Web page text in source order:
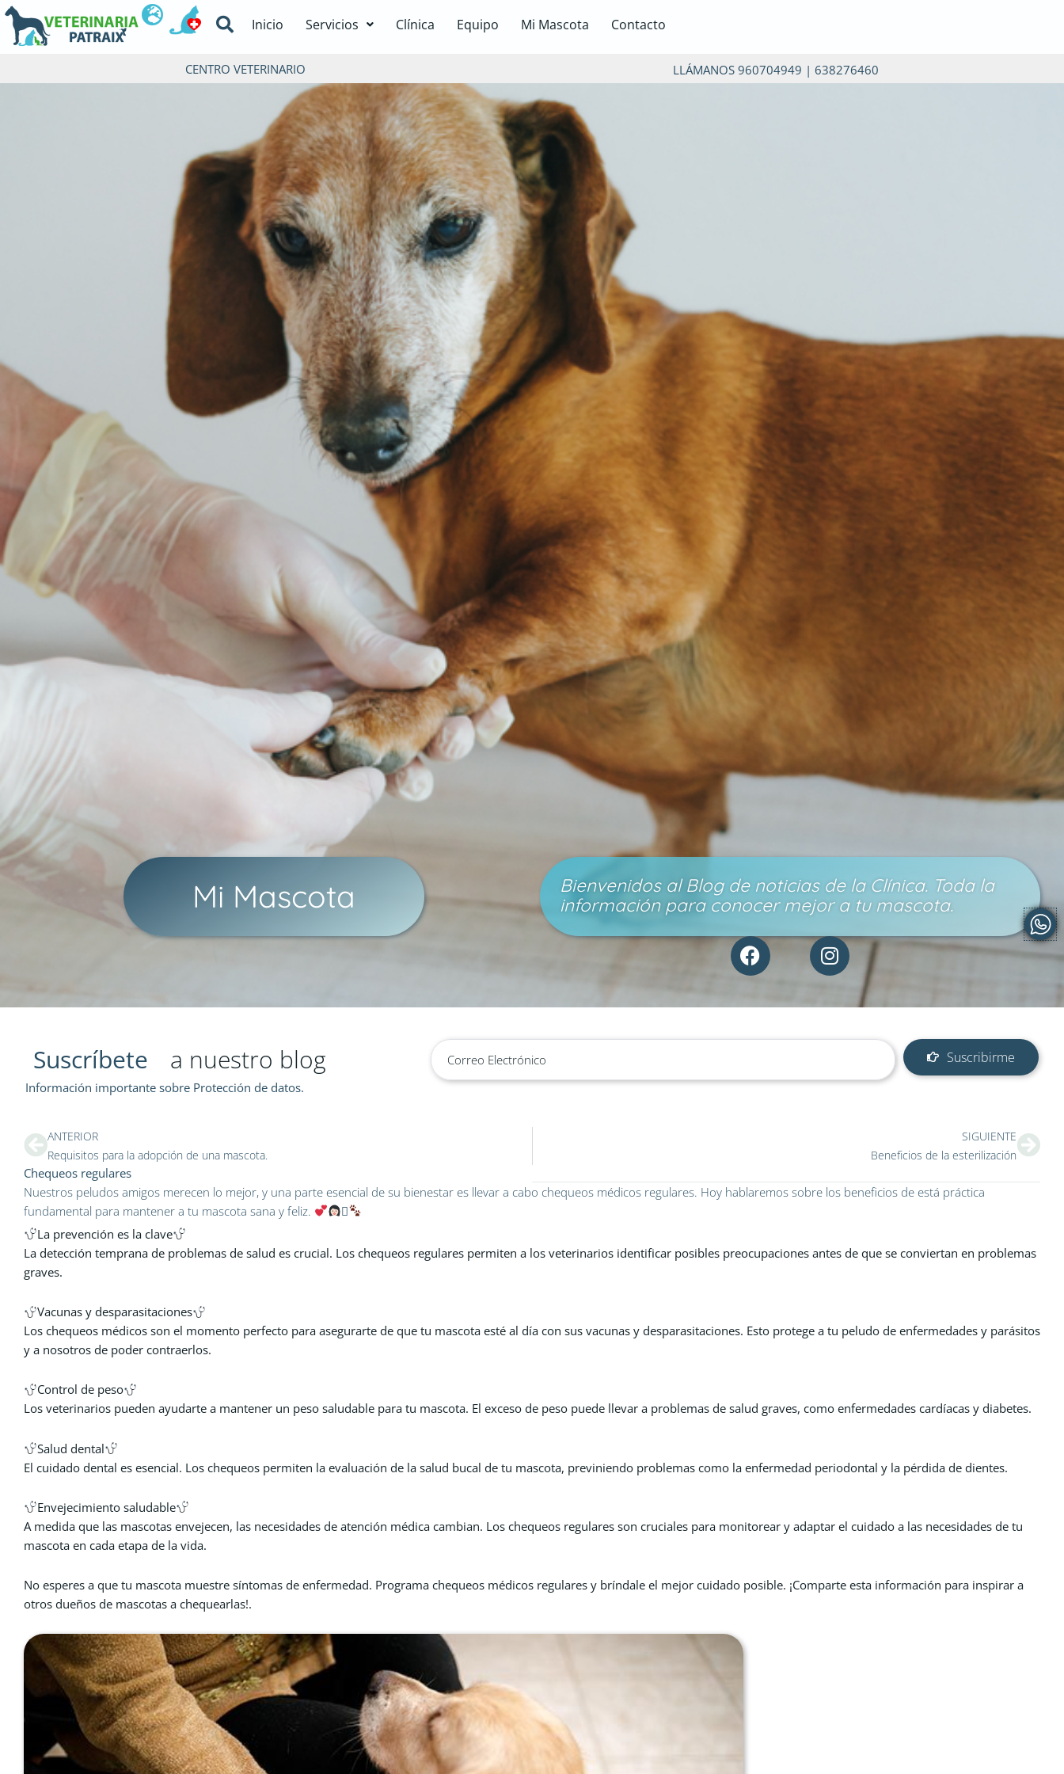
Ir
contenido
Inicio Servicios Clínica Equipo Mi Mascota Contacto
CENTRO VETERINARIO LLÁMANOS 960704949 | 638276460
Mi Mascota
Bienvenidos al Blog de noticias de la Clínica. Toda la
información para conocer mejor a tu mascota.
FacebookInstagram
Suscribirme
Suscríbete estro blog
Información importante sobre Protección de datos.
AntANTERIOR
Requisitos para la adopción de una mascota.
SIGUIENTE
Beneficios de la esterilización
Chequeos regulares
Nuestros peludos amigos merecen lo mejor, y una parte esencial de su bienestar es llevar a cabo chequeos médicos regulares. Hoy hablaremos sobre los beneficios de está práctica
fundamental para mantener a tu mascota sana y feliz.
‍⚕
La prevención es la clave
La detección temprana de problemas de salud es crucial. Los chequeos regulares permiten a los veterinarios identificar posibles preocupaciones antes de que se conviertan en problemas
graves.
Vacunas y desparasitaciones
Los chequeos médicos son el momento perfecto para asegurarte de que tu mascota esté al día con sus vacunas y desparasitaciones. Esto protege a tu peludo de enfermedades y parásitos
y a nosotros de poder contraerlos.
Control de peso
Los veterinarios pueden ayudarte a mantener un peso saludable para tu mascota. El exceso de peso puede llevar a problemas de salud graves, como enfermedades cardíacas y diabetes.
Salud dental
El cuidado dental es esencial. Los chequeos permiten la evaluación de la salud bucal de tu mascota, previniendo problemas como la enfermedad periodontal y la pérdida de dientes.
Envejecimiento saludable
A medida que las mascotas envejecen, las necesidades de atención médica cambian. Los chequeos regulares son cruciales para monitorear y adaptar el cuidado a las necesidades de tu
mascota en cada etapa de la vida.
No esperes a que tu mascota muestre síntomas de enfermedad. Programa chequeos médicos regulares y bríndale el mejor cuidado posible. ¡Comparte esta información para inspirar a
otros dueños de mascotas a chequearlas!.